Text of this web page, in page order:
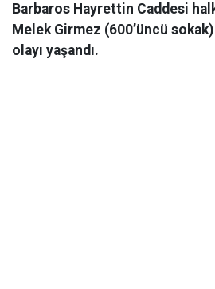
Barbaros Hayrettin Caddesi
Melek Girmez (600’üncü
olayı yaşandı.